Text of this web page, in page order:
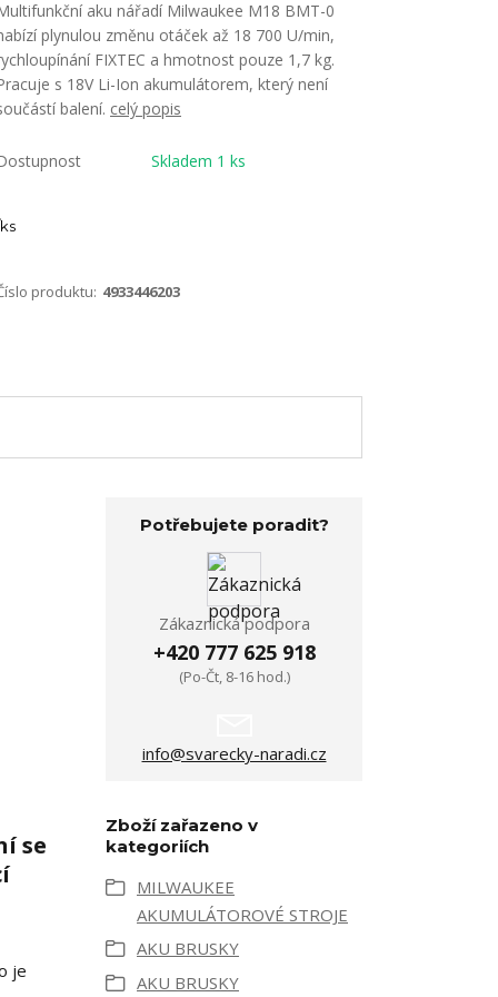
aku nářadí Milwaukee M18 BMT-0
plynulou změnu otáček až 18 700 U/min,
FIXTEC a hmotnost pouze 1,7 kg.
s 18V Li-Ion akumulátorem, který není
balení. celý popis
Skladem 1 ks
ks
produktu: 4933446203
se
je
Potřebujete poradit?
Zákaznická podpora
+420 777 625 918
(Po-Čt, 8-16 hod.)
info@svarecky-naradi.cz
Zboží zařazeno v
kategoriích
MILWAUKEE
AKUMULÁTOROVÉ STROJE
AKU BRUSKY
AKU BRUSKY